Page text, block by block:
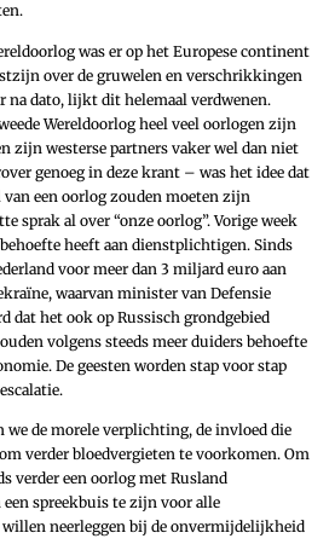
was er op het Europese continent
over de gruwelen en verschrikkingen
na dato, lijkt dit helemaal verdwenen.
Wereldoorlog heel veel oorlogen zijn
zijn westerse partners vaker wel dan niet
genoeg in deze krant – was het idee dat
van een oorlog zouden moeten zijn
sprak al over “onze oorlog”. Vorige week
heeft aan dienstplichtigen. Sinds
voor meer dan 3 miljard euro aan
waarvan minister van Defensie
dat het ook op Russisch grondgebied
volgens steeds meer duiders behoefte
De geesten worden stap voor stap
we de morele verplichting, de invloed die
verder bloedvergieten te voorkomen. Om
verder een oorlog met Rusland
spreekbuis te zijn voor alle
neerleggen bij de onvermijdelijkheid